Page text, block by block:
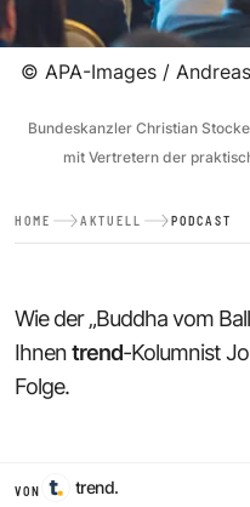
© APA-Images /
Bundeskanzler Christian
mit Vertretern der
HOME AKTUELL PODCAST
Wie der „Buddha vom
Ihnentrend-Kolumnist
Folge.
VON trend.